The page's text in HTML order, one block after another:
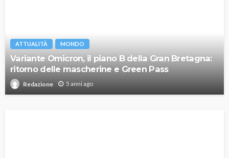
ATTUALITÀ MONDO
Variante Omicron, il piano B della Gran Bretagna:
ritorno delle mascherine e Green Pass
Redazione 5 anni ago